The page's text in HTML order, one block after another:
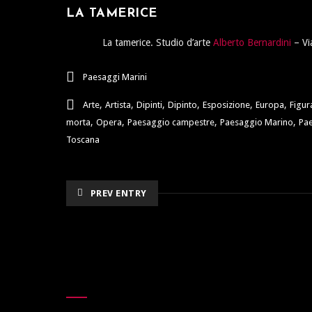
LA TAMERICE
La tamerice. Studio d’arteAlberto Bernardini –
Paesaggi Marini
Arte, Artista, Dipinti, Dipinto, Esposizione, Europa,
morta, Opera, Paesaggio campestre, Paesaggio Marino,
Toscana
PREV ENTRY